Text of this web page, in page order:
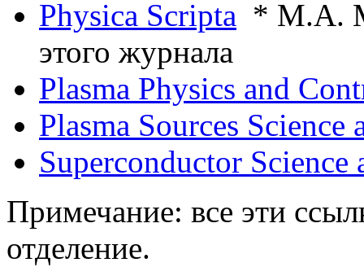
Physica Scripta * М.А.
этого журнала
Plasma Physics and
Plasma Sources Science
Superconductor Science
Примечание: все эти
отделение.